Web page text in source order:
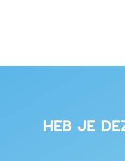
Heb je